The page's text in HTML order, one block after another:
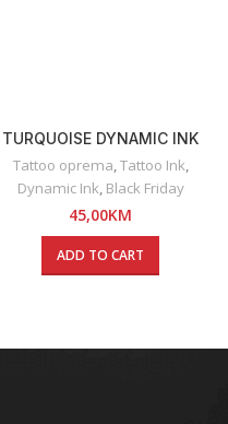
TURQUOISE DYNAMIC INK
Tattoo oprema Tattoo Ink
Dynamic Ink Black Friday
45,00KM
ADD TO CART